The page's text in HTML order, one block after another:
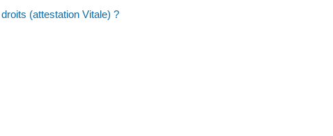
(attestation Vitale) ?